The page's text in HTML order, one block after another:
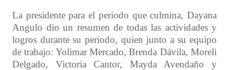
La presidente para el periodo que culmina, Dayana
Angulo dio un resumen de todas las actividades y
logros durante su periodo, quien junto a su equipo
de trabajo: Yolimar Mercado, Brenda Dávila, Moreli
Delgado, Victoria Cantor, Mayda Avendaño y